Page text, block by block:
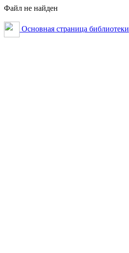
Файл не найден
Основная страница библиотеки